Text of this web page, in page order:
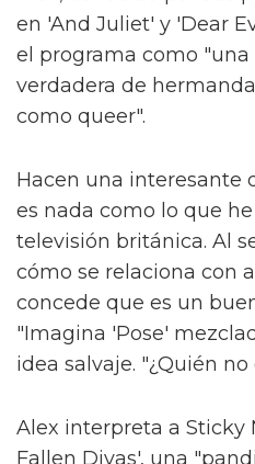
en 'And Juliet' y 'Dear
el programa como
verdadera de
como queer".
Hacen una interesante
es nada como lo que
televisión británica. Al
cómo se relaciona con
concede que es un
"Imagina 'Pose'
idea salvaje. "¿Quién
Alex interpreta a Sticky
Fallen Divas', una